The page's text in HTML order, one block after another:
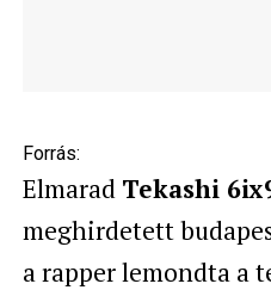
Forrás:
Elmarad Tekashi
meghirdetett
a rapper lemondta a